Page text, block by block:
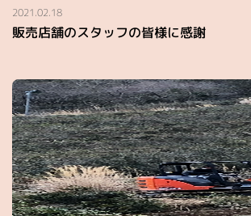
2021.02.18
販売店舗のスタッフの皆様に感謝